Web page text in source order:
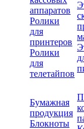
аппаратов
Ролики
для
принтеров
Ролики
для
телетайпов
Бумажная
продукция
Блокноты